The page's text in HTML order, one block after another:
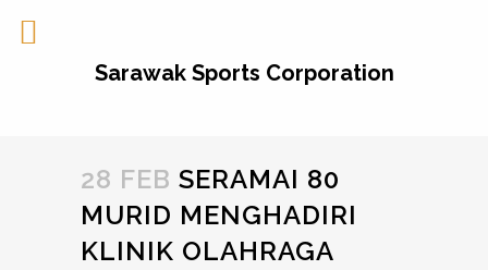
28 FEB SERAMAI 80
MURID MENGHADIRI
KLINIK OLAHRAGA
Sarawak Sports Corporation